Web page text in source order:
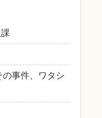
事件、ワタシ